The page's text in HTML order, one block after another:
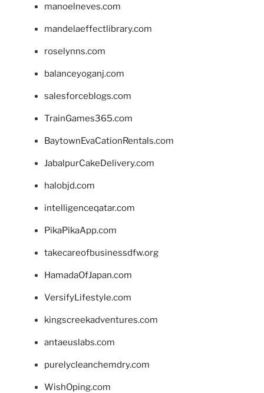
manoelneves.com
mandelaeffectlibrary.com
roselynns.com
balanceyoganj.com
salesforceblogs.com
TrainGames365.com
BaytownEvaCationRentals.com
JabalpurCakeDelivery.com
halobjd.com
intelligenceqatar.com
PikaPikaApp.com
takecareofbusinessdfw.org
HamadaOfJapan.com
VersifyLifestyle.com
kingscreekadventures.com
antaeuslabs.com
purelycleanchemdry.com
WishOping.com